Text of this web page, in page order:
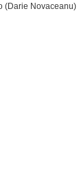
(Darie Novaceanu)